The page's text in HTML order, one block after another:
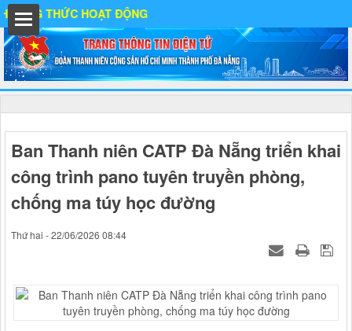
THỨC HOẠT ĐỘNG
Ban Thanh niên CATP Đà Nẵng triển khai
công trình pano tuyên truyền phòng,
chống ma túy học đường
Thứ hai - 22/06/2026 08:44